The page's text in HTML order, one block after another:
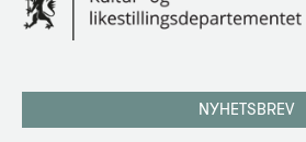
NYHETSBREV